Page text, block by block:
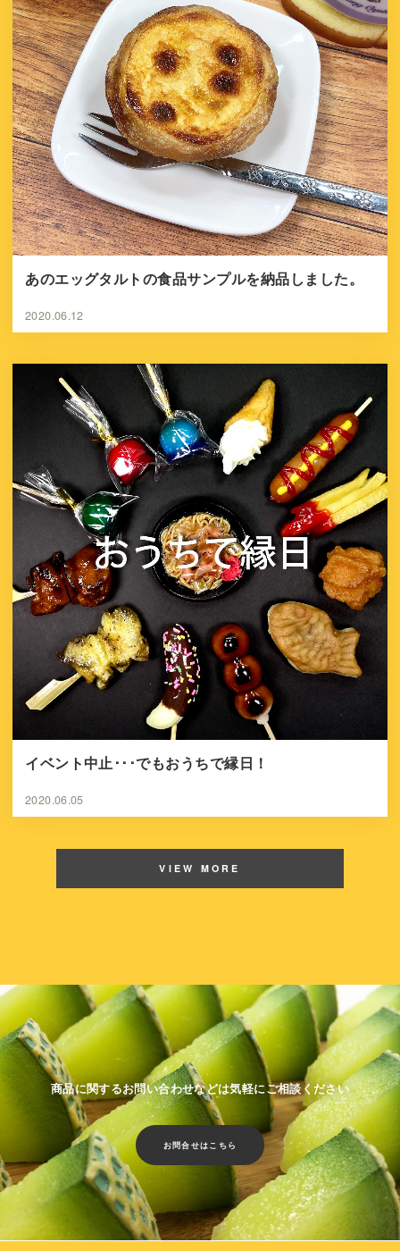
あのエッグタルトの食品サンプルを納品しました。
2020.06.12
イベント中止･･･でもおうちで縁日！
2020.06.05
VIEW MORE
商品に関するお問い合わせなどは気軽にご相談ください
お問合せはこちら